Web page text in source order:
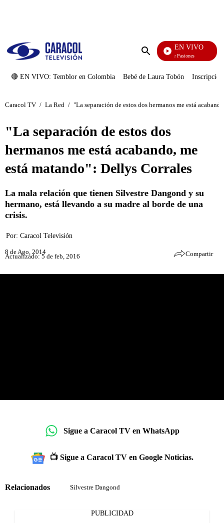
Enviar
EN VIVO
Tormenta De Pasiones
🔴 EN VIVO: Temblor en Colombia Bebé de Laura Tobón
Caracol TV / La Red / "La separación de estos dos hermanos me está
"La separación de estos dos
hermanos me está acabando, me
está matando": Dellys Corrales
La mala relación que tienen Silvestre Dangond y su
hermano, está llevando a su madre al borde de una
crisis.
Por: Caracol Televisión
8 de Ago, 2014
Actualizado: 5 de feb, 2016 Compartir
Sigue a Caracol TV en WhatsApp
📺 Sigue a Caracol TV en Google Noticias.
Relacionados Silvestre Dangond
PUBLICIDAD